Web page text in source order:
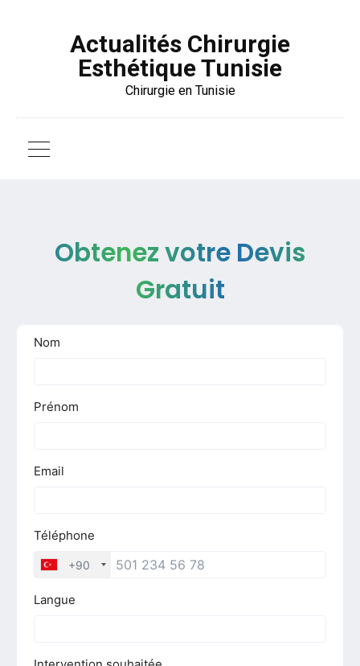
Actualités Chirurgie
Esthétique Tunisie
Chirurgie en Tunisie
Obtenez votre Devis
Gratuit